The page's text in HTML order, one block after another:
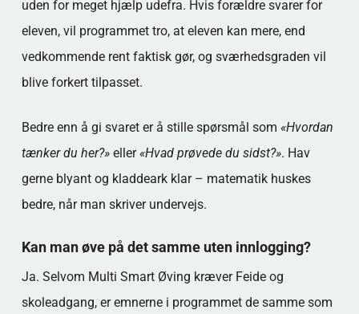
uden for meget hjælp udefra. Hvis forældre svarer for
eleven, vil programmet tro, at eleven kan mere, end
vedkommende rent faktisk gør, og sværhedsgraden vil
blive forkert tilpasset.
Bedre enn å gi svaret er å stille spørsmål som «Hvordan
tænker du her?»eller«Hvad prøvede du sidst?». Hav
gerne blyant og kladdeark klar – matematik huskes
bedre, når man skriver undervejs.
Kan man øve på det samme uten innlogging?
Ja. Selvom Multi Smart Øving kræver Feide og
skoleadgang, er emnerne i programmet de samme som